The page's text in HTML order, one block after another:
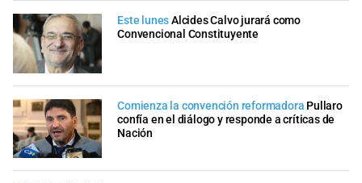
Este lunesAlcides Calvo jurará como
Convencional Constituyente
Comienza la convención reformadora Pullaro
confía en el diálogo y responde a críticas de
Nación